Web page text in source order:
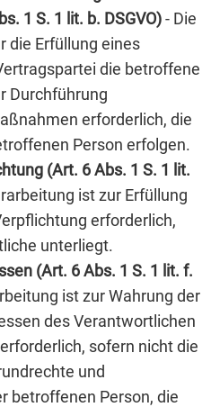
1 S. 1 lit. b. DSGVO)- Die
die Erfüllung eines
die betroffene
Durchführung
erforderlich, die
Person erfolgen.
(Art. 6 Abs. 1 S. 1 lit.
ist zur Erfüllung
erforderlich,
unterliegt.
(Art. 6 Abs. 1 S. 1 lit. f.
ist zur Wahrung der
des Verantwortlichen
sofern nicht die
und
betroffenen Person, die